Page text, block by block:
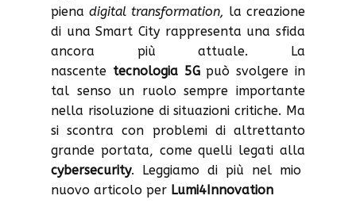
piena digital transformation, la creazione
di una Smart City rappresenta una sfida
ancora più attuale. La
nascente tecnologia 5Gpuò svolgere in
tal senso un ruolo sempre importante
nella risoluzione di situazioni critiche. Ma
si scontra con problemi di altrettanto
grande portata, come quelli legati alla
cybersecurity. Leggiamo di più nel mio
nuovo articolo per Lumi4Innovation